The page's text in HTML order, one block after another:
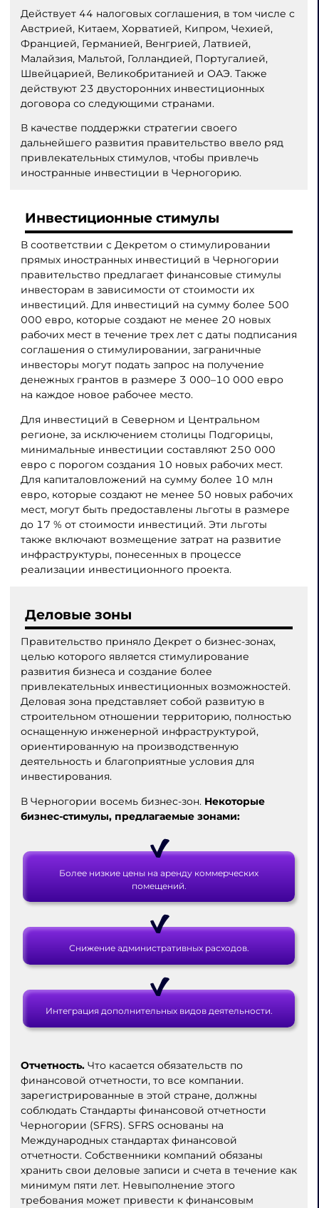
Действует 44 налоговых соглашения, в том числе с
Австрией, Китаем, Хорватией, Кипром, Чехией,
Францией, Германией, Венгрией, Латвией,
Малайзия, Мальтой, Голландией, Португалией,
Швейцарией, Великобританией и ОАЭ. Также
действуют 23 двусторонних инвестиционных
договора со следующими странами.
В качестве поддержки стратегии своего
дальнейшего развития правительство ввело ряд
привлекательных стимулов, чтобы привлечь
иностранные инвестиции в Черногорию.
Инвестиционные стимулы
В соответствии с Декретом о стимулировании
прямых иностранных инвестиций в Черногории
правительство предлагает финансовые стимулы
инвесторам в зависимости от стоимости их
инвестиций. Для инвестиций на сумму более 500
000 евро, которые создают не менее 20 новых
рабочих мест в течение трех лет с даты подписания
соглашения о стимулировании, заграничные
инвесторы могут подать запрос на получение
денежных грантов в размере 3 000–10 000 евро
на каждое новое рабочее место.
Для инвестиций в Северном и Центральном
регионе, за исключением столицы Подгорицы,
минимальные инвестиции составляют 250 000
евро с порогом создания 10 новых рабочих мест.
Для капиталовложений на сумму более 10 млн
евро, которые создают не менее 50 новых рабочих
мест, могут быть предоставлены льготы в размере
до 17 % от стоимости инвестиций. Эти льготы
также включают возмещение затрат на развитие
инфраструктуры, понесенных в процессе
реализации инвестиционного проекта.
Деловые зоны
Правительство приняло Декрет о бизнес-зонах,
целью которого является стимулирование
развития бизнеса и создание более
привлекательных инвестиционных возможностей.
Деловая зона представляет собой развитую в
строительном отношении территорию, полностью
оснащенную инженерной инфраструктурой,
ориентированную на производственную
деятельность и благоприятные условия для
инвестирования.
В Черногории восемь бизнес-зон. Некоторые
бизнес-стимулы, предлагаемые зонами:
Более низкие цены на аренду коммерческих
помещений.
Снижение административных расходов.
Интеграция дополнительных видов деятельности.
Отчетность. Что касается обязательств по
финансовой отчетности, то все компании.
зарегистрированные в этой стране, должны
соблюдать Стандарты финансовой отчетности
Черногории (SFRS). SFRS основаны на
Международных стандартах финансовой
отчетности. Собственники компаний обязаны
хранить свои деловые записи и счета в течение как
минимум пяти лет. Невыполнение этого
требования может привести к финансовым